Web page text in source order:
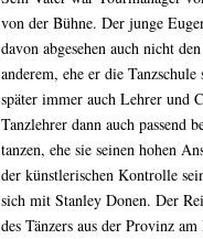
von der Bühne. Der junge
davon abgesehen auch nicht
anderem, ehe er die
später immer auch Lehrer und
Tanzlehrer dann auch passend
tanzen, ehe sie seinen hohen
der künstlerischen Kontrolle
sich mit Stanley Donen. Der
des Tänzers aus der Provinz